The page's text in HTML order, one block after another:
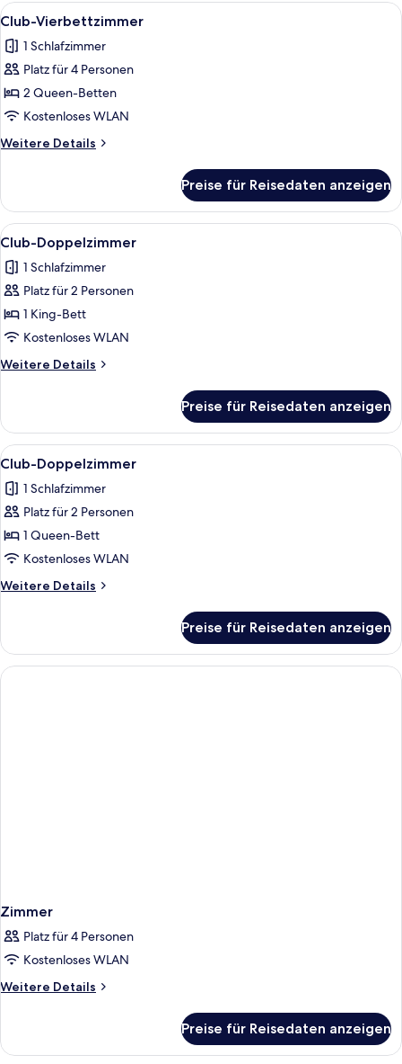
Alle
Fotos
für
Club-
Vierbettzimmer
anzeigen
Ein modernes Hotelzimmer mit Bett,
8
Club-Vierbettzimmer
1 Schlafzimmer
Platz für 4 Personen
2 Queen-Betten
Kostenloses WLAN
Weitere Details
Weitere
Vierbettzimmer
Preise für Reisedaten anzeigen
Alle
Fotos
für
Club-
Doppelzimmer
anzeigen
Ein modernes Schlafzimmer mit
7
Club-Doppelzimmer
1 Schlafzimmer
Platz für 2 Personen
1 King-Bett
Kostenloses WLAN
Weitere Details
Weitere
Doppelzimmer
Preise für Reisedaten anzeigen
Alle
Fotos
für
Club-
Doppelzimmer
anzeigen
Ein modernes Hotelzimmer mit
7
Club-Doppelzimmer
1 Schlafzimmer
Platz für 2 Personen
1 Queen-Bett
Kostenloses WLAN
Weitere Details
Weitere
Doppelzimmer
Preise für Reisedaten anzeigen
Zimmer
Platz für 4 Personen
Kostenloses WLAN
Weitere Details
Weitere
Preise für Reisedaten anzeigen